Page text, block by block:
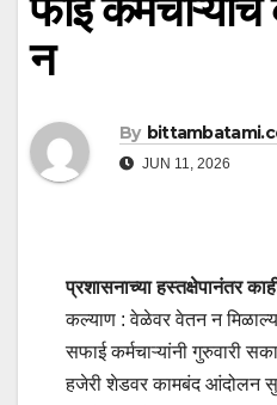
न
By
JUN 11, 2026
प्रशासनाच्या हस्तक्षेपानंतर
कल्याण : वेळेवर वेतन न
सफाई कर्मचाऱ्यांनी गुरुवारी
हजेरी शेडवर कामबंद आंदोलन